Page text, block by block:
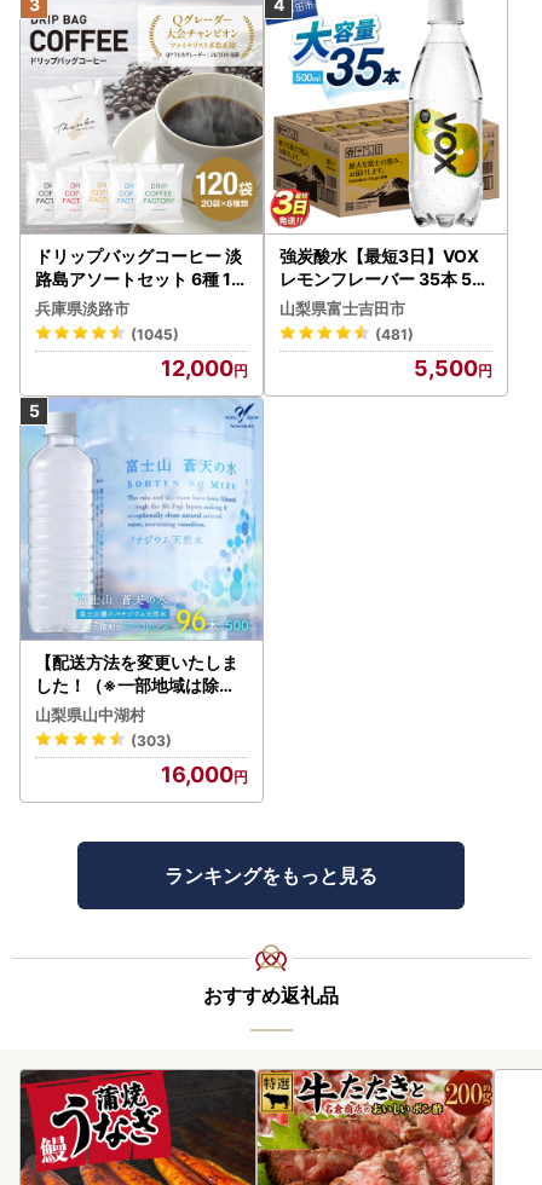
ドリップバッグコーヒー 淡
路島アソートセット 6種 12
0袋 飲み比べ コーヒー
兵庫県淡路市
(1045)
12,000
強炭酸水【最短3日】VOX
レモンフレーバー 35本 50
0ml 【富士吉田市限定カー
トン】炭酸
山梨県富士吉田市
(481)
5,500
【配送方法を変更いたしま
した！（※一部地域は除く
）】＜ラベルレス＞富士山
蒼天の水 500ml×96本（４
ケース）YC001
山梨県山中湖村
(303)
16,000
ランキングをもっと見る
おすすめ返礼品